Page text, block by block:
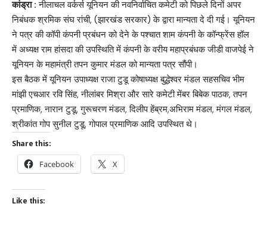
कांड्रा : नीलाचल वर्कर्स यूनियन की नवनिर्वाचित कमेटी को पिछले दिनों अपर
निबंधक श्रमिक संघ रांची, (झारखंड सरकार) के द्वारा मान्यता दे दी गई। यूनियन
ने पत्र की कॉपी कंपनी प्रबंधन को देने के पश्चात शाम कंपनी के कॉन्फ्रेंस हॉल
में अध्यक्ष राम हांसदा की उपस्थिति में कंपनी के वरीय महाप्रबंधक जीडी वाजपेई ने
यूनियन के महामंत्री तपन कुमार मंडल को मान्यता पत्र सौंपी।
इस बैठक में यूनियन उपाध्यक्ष राजा टुडू कोषाध्यक्ष बुद्धेश्वर मंडल सहसचिव भीम
मांझी एचआर रवि सिंह, नीलांबर मिश्रा और सारे कमेटी मेंबर बिबेक पाठक, तपन
प्रमाणिक, नारान टुडू, गुरूचरण मंडल, दिलीप हेंब्रम,अभिराम मंडल, मंगल मंडल,
श्रीकांत गोप सुनील टुडू, गोपाल प्रमाणिक आदि उपस्थित थे।
Share this:
Facebook X
Like this: